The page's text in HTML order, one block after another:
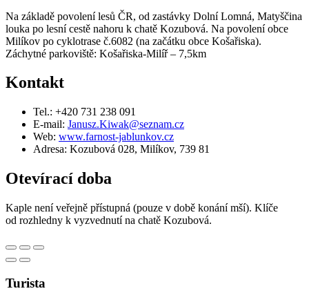
Na základě povolení lesů ČR, od zastávky Dolní Lomná, Matyščina
louka po lesní cestě nahoru k chatě Kozubová. Na povolení obce
Milíkov po cyklotrase č.6082 (na začátku obce Košařiska).
Záchytné parkoviště: Košařiska-Milíř – 7,5km
Kontakt
Tel.: +420 731 238 091
E-mail: Janusz.Kiwak@seznam.cz
Web: www.farnost-jablunkov.cz
Adresa: Kozubová 028, Milíkov, 739 81
Otevírací doba
Kaple není veřejně přístupná (pouze v době konání mší). Klíče
od rozhledny k vyzvednutí na chatě Kozubová.
Turista